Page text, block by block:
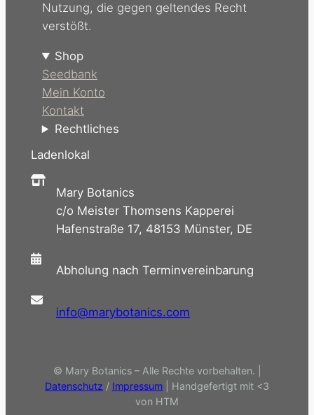
Nutzung, die gegen geltendes Recht
verstößt.
Shop
Seedbank
Mein Konto
Kontakt
Rechtliches
Ladenlokal
Mary Botanics
c/o Meister Thomsens Kapperei
Hafenstraße 17, 48153 Münster, DE
Abholung nach Terminvereinbarung
info@marybotanics.com
© Mary Botanics – Alle Rechte vorbehalten. |
Datenschutz / Impressum | Handgefertigt mit <3
von HTM